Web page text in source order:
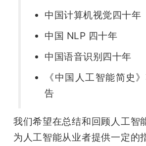
中国计算机视觉四十年
中国 NLP 四十年
中国语音识别四十年
《中国人工智能简史
告
我们希望在总结和回顾人工智
为人工智能从业者提供一定的